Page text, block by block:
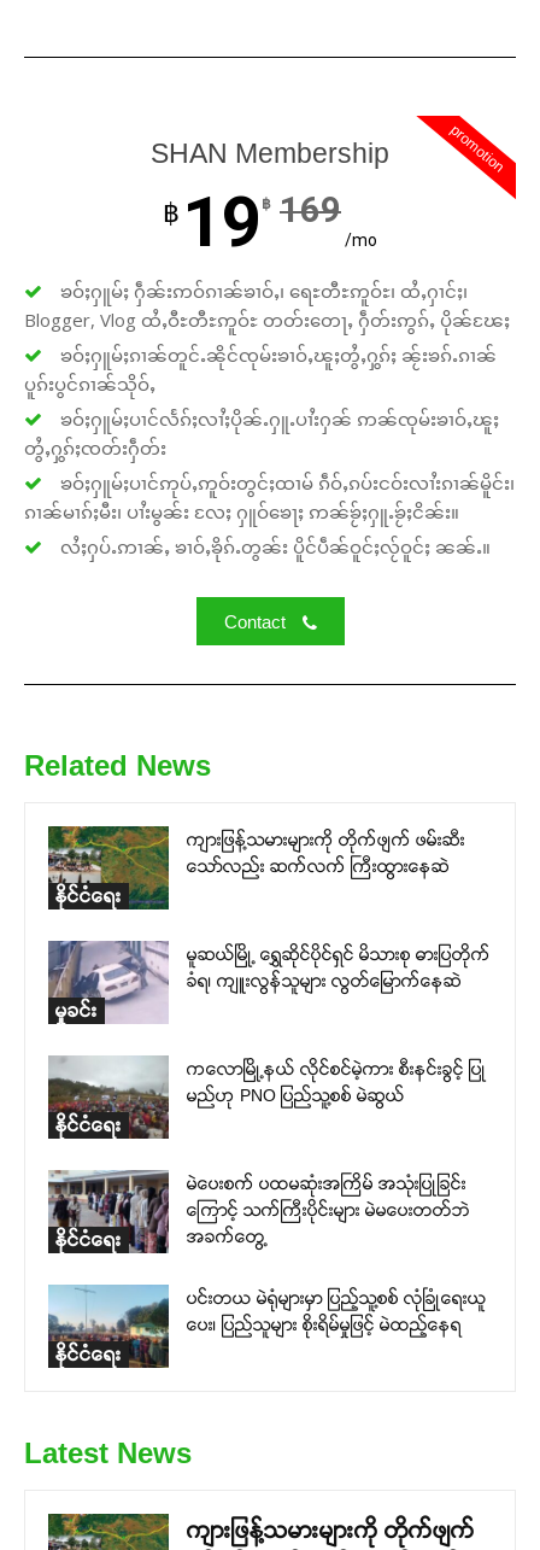
promotion
SHAN Membership
฿ 19 ฿ 169
/mo
ၶဝ်ႈႁူမ်ႈ ႁဵၼ်းဢဝ်ၵၢၼ်ၶၢဝ်ႇ၊ ရေႊတီႊဢူဝ်ႊ၊ ထႆႇႁၢင်ႈ၊
Blogger, Vlog ထႆႇဝီႊတီႊဢူဝ်ႊ တတ်းတေႃႇ ႁဵတ်းဢွၵ်ႇ ပိုၼ်ၽႄႈ
ၶဝ်ႈႁူမ်ႈၵၢၼ်တူင်ႉၼိုင်ၸုမ်းၶၢဝ်ႇၽူႈတွႆႇႁွၵ်ႈ ၼႂ်းၶၵ်ႉၵၢၼ်
ပူၵ်းပွင်ၵၢၼ်သိုဝ်ႇ
ၶဝ်ႈႁူမ်ႈပၢင်လႅၵ်ႈလၢႆႈပိုၼ်ႉႁူႉပၢႆးႁၼ် ဢၼ်ၸုမ်းၶၢဝ်ႇၽူႈ
တွႆႇႁွၵ်ႈၸတ်းႁဵတ်း
ၶဝ်ႈႁူမ်ႈပၢင်ဢုပ်ႇဢူဝ်းတွင်ႈထၢမ် ၵဵဝ်ႇၵပ်းငဝ်းလၢႆးၵၢၼ်မိူင်း၊
ၵၢၼ်မၢၵ်ႈမီး၊ ပၢႆးမွၼ်း လႄႈ ႁူဝ်ၶေႃႈ ဢၼ်ၶႂ်ႈႁူႉၶႂ်ႈငိၼ်း။
လႆႈႁပ်ႉဢၢၼ်ႇ ၶၢဝ်ႇၶိုၵ်ႉတွၼ်း ပိူင်ပဵၼ်ဝူင်ႈလႂ်ဝူင်ႈ ၼၼ်ႉ။
Contact
Related News
နိုင်ငံရေး
ကျားဖြန့်သမားများကို တိုက်ဖျက် ဖမ်းဆီး
သော်လည်း ဆက်လက် ကြီးထွားနေဆဲ
မှုခင်း
မူဆယ်မြို့ ရွှေဆိုင်ပိုင်ရှင် မိသားစု ဓားပြတိုက်
ခံရ၊ ကျူးလွန်သူများ လွတ်မြောက်နေဆဲ
နိုင်ငံရေး
ကလောမြို့နယ် လိုင်စင်မဲ့ကား စီးနင်းခွင့် ပြု
မည်ဟု PNO ပြည်သူ့စစ် မဲဆွယ်
နိုင်ငံရေး
မဲပေးစက် ပထမဆုံးအကြိမ် အသုံးပြုခြင်း
ကြောင့် သက်ကြီးပိုင်းများ မဲမပေးတတ်ဘဲ
အခက်တွေ့
နိုင်ငံရေး
ပင်းတယ မဲရုံများမှာ ပြည့်သူ့စစ် လုံခြုံရေးယူ
ပေး၊ ပြည်သူများ စိုးရိမ်မှုဖြင့် မဲထည့်နေရ
Latest News
ကျားဖြန့်သမားများကို တိုက်ဖျက်